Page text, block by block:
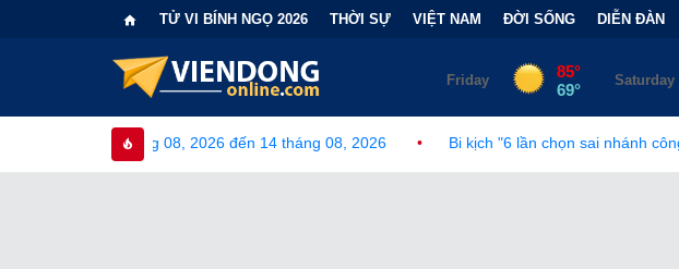
TỬ VI BÍNH NGỌ 2026 THỜI SỰ VIỆT NAM ĐỜI SỐNG DIỄN ĐÀN
08, 2026 đến 14 tháng 08, 2026 • Bi kịch "6 lần chọn sai nhánh công nghệ" của Nhật